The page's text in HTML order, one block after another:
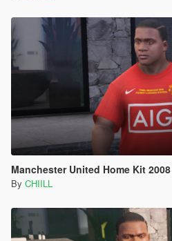
Manchester United Home Kit
By CHIILL